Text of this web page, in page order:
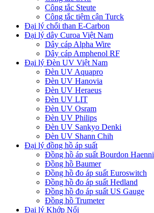
Công tắc Steute
Công tắc tiệm cận Turck
Đại lý chổi than E-Carbon
Đại lý dây Curoa Việt Nam
Dây cáp Alpha Wire
Dây cáp Amphenol RF
Đại lý Đèn UV Việt Nam
Đèn UV Aquapro
Đèn UV Hanovia
Đèn UV Heraeus
Đèn UV LIT
Đèn UV Osram
Đèn UV Philips
Đèn UV Sankyo Denki
Đèn UV Shann Chih
Đại lý đồng hồ áp suất
Đồng hồ áp suất Bourdon Haenni
Đồng hồ Baumer
Đồng hồ đo áp suất Euroswitch
Đồng hồ đo áp suất Hedland
Đồng hồ đo áp suất US Gauge
Đồng hồ Trumeter
Đại lý Khớp Nối